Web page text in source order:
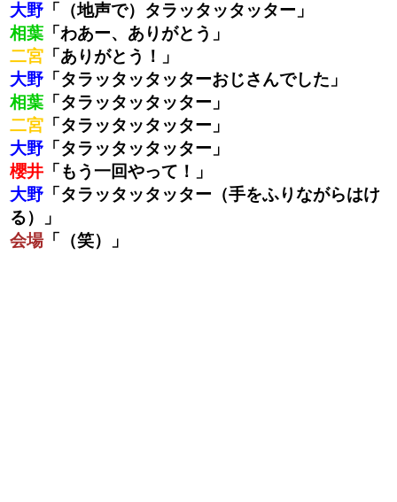
大野 「（地声で）タラッタッタッター」
相葉 「わあー、ありがとう」
二宮 「ありがとう！」
大野 「タラッタッタッターおじさんでした」
相葉 「タラッタッタッター」
二宮 「タラッタッタッター」
大野 「タラッタッタッター」
櫻井 「もう一回やって！」
大野 「タラッタッタッター（手をふりながらはけ
る）」
会場「（笑）」